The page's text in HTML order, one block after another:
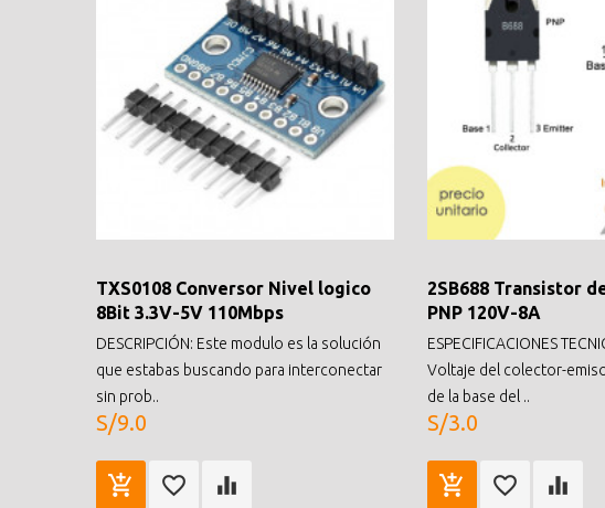
TXS0108 Conversor Nivel logico
8Bit 3.3V-5V 110Mbps
DESCRIPCIÓN: Este modulo es la solución
que estabas buscando para interconectar
sin prob..
S/9.0
2SB688 Transistor
PNP 120V-8A
ESPECIFICACIONES
Voltaje del colector-
de la base del ..
S/3.0